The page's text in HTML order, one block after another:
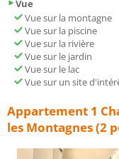
Vue
Vue sur la montagne
Vue sur la piscine
Vue sur la rivière
Vue sur le jardin
Vue sur le lac
Vue sur un site
Appartement 1
les Montagnes (2